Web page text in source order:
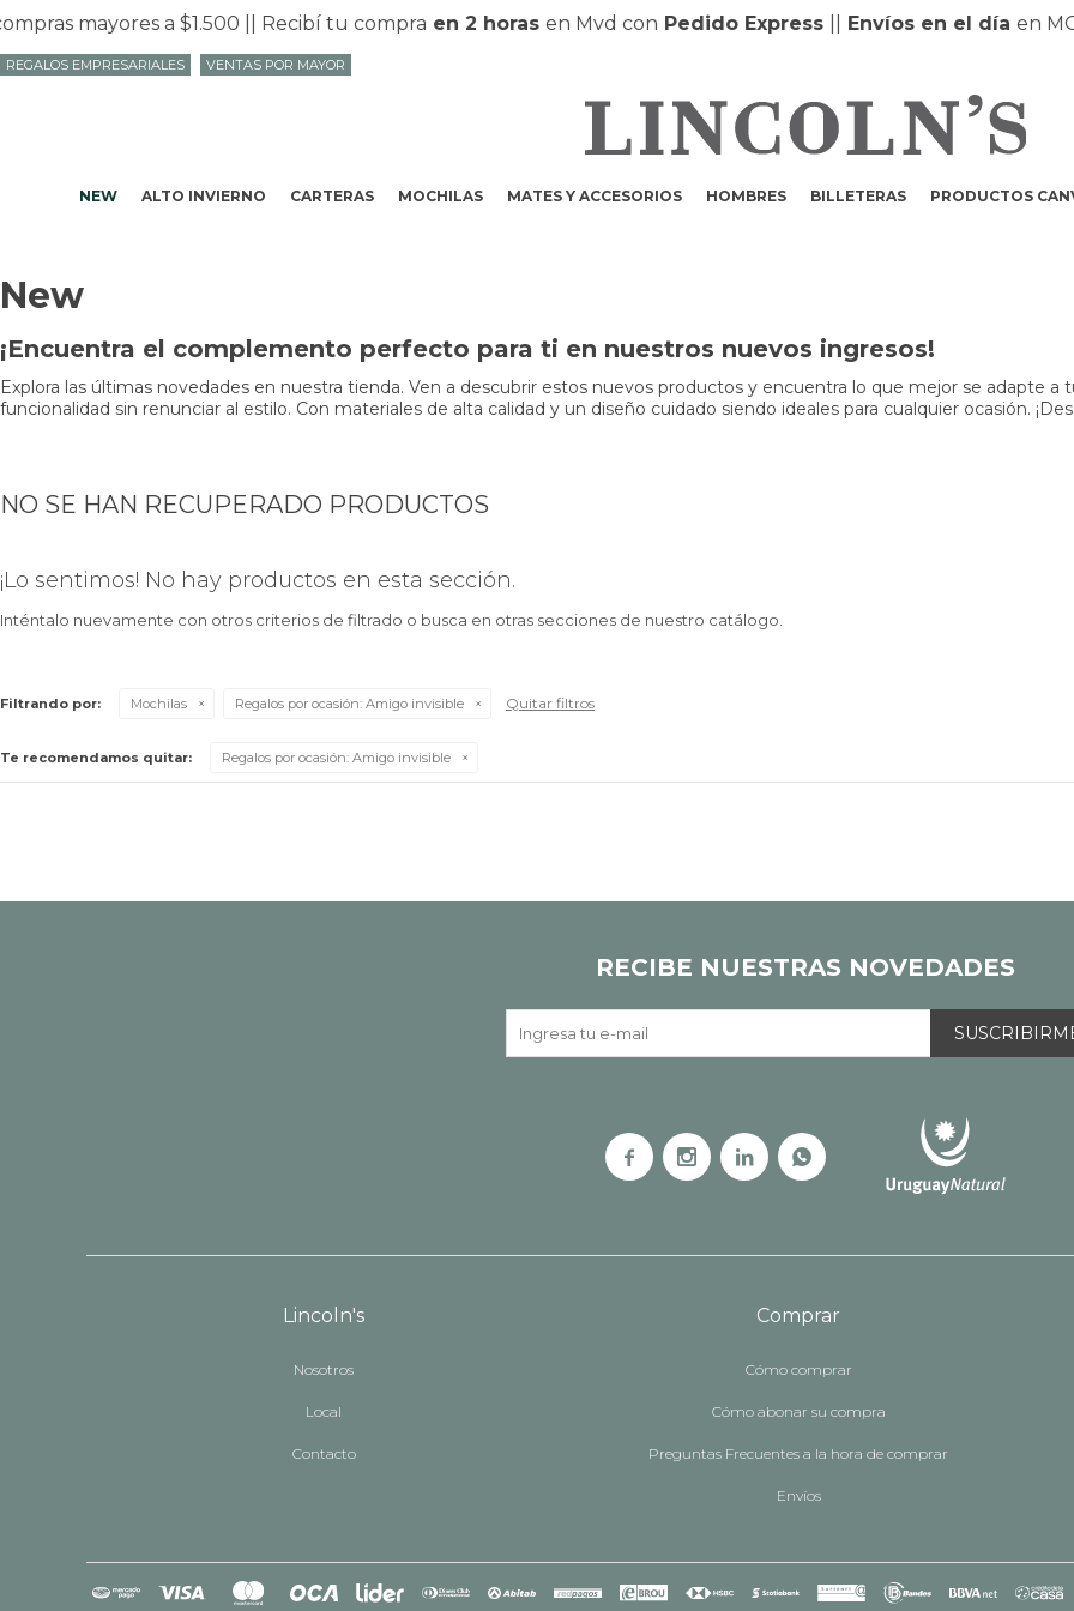
mayores a $1.500 || Recibí tu compraen 2 horasen Mvd conPedido Express|| Envíos en el díaen
NEW ALTO INVIERNO CARTERAS MOCHILAS MATES Y ACCESORIOS HOMBRES BILLETERAS PRODUCTOS
REGALOS EMPRESARIALES VENTAS POR MAYOR
New
¡Encuentra el complemento perfecto para ti en nuestros nuevos ingresos!
Explora las últimas novedades en nuestra tienda. Ven a descubrir estos nuevos productos y encuentra lo que mejor se adapte
funcionalidad sin renunciar al estilo. Con materiales de alta calidad y un diseño cuidado siendo ideales para cualquier ocasión.
NO SE HAN RECUPERADO PRODUCTOS
¡Lo sentimos! No hay productos en esta sección.
Inténtalo nuevamente con otros criterios de filtrado o busca en otras secciones de nuestro catálogo.
Filtrando por: Mochilas Regalos por ocasión: Amigo invisible Quitar filtros
Te recomendamos quitar: Regalos por ocasión: Amigo invisible
Lincoln's
Nosotros
Local
Contacto
Comprar
Cómo comprar
Cómo abonar su compra
Preguntas Frecuentes a la hora de comprar
Envíos
RECIBE NUESTRAS NOVEDADES
   